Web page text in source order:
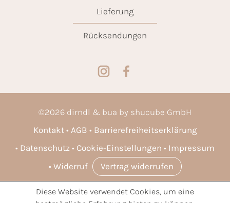
Lieferung
Rücksendungen
©2026 dirndl & bua by shucube GmbH
Kontakt
AGB
Barrierefreiheitserklärung
Datenschutz
Cookie-Einstellungen
Impressum
Widerruf
Vertrag widerrufen
* Alle Preise inkl. gesetzl. Mehrwertsteuer zzgl.Versandkosten
Diese Website verwendet Cookies, um eine